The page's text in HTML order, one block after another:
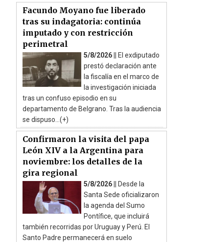
Facundo Moyano fue liberado
tras su indagatoria: continúa
imputado y con restricción
perimetral
5/8/2026 ||
El exdiputado
prestó declaración ante
la fiscalía en el marco de
la investigación iniciada
tras un confuso episodio en su
departamento de Belgrano. Tras la audiencia
se dispuso...(+)
Confirmaron la visita del papa
León XIV a la Argentina para
noviembre: los detalles de la
gira regional
5/8/2026 ||
Desde la
Santa Sede oficializaron
la agenda del Sumo
Pontífice, que incluirá
también recorridas por Uruguay y Perú. El
Santo Padre permanecerá en suelo